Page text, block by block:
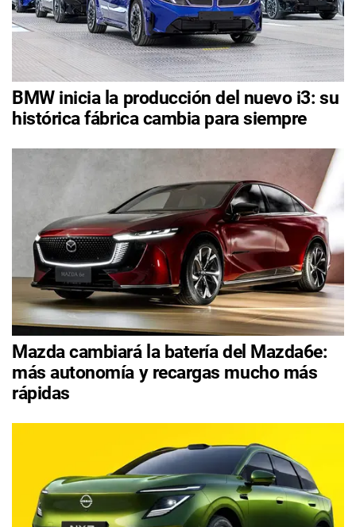
BMW inicia la producción del nuevo i3: su
histórica fábrica cambia para siempre
Mazda cambiará la batería del Mazda6e:
más autonomía y recargas mucho más
rápidas